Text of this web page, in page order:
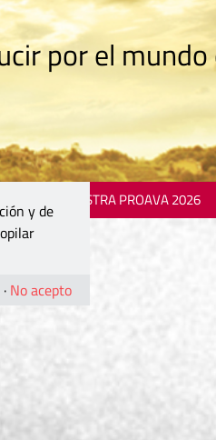
por el
MOSTRA PROAVA 2026
y de
· No acepto